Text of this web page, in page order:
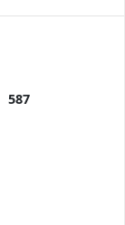
587